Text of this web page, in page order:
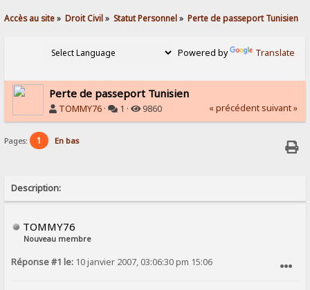
Accès au site» Droit Civil» Statut Personnel» Perte de passeport Tunisien
Powered by Translate
Perte de passeport Tunisien
TOMMY76 · 1 · 9860 « précédent suivant »
Pages: 1 En bas
Description:
TOMMY76
Nouveau membre
Réponse #1 le: 10 janvier 2007, 03:06:30 pm 15:06